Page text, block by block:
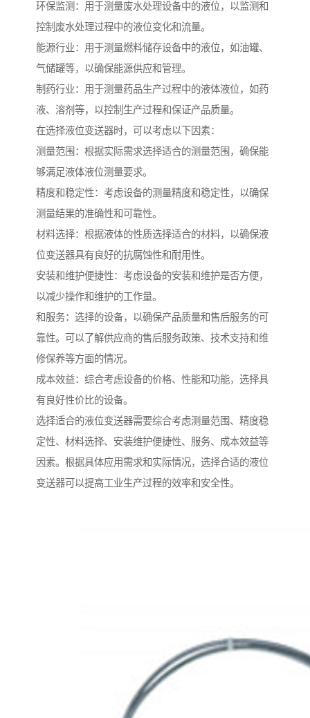
环保监测：用于测量废水处理设备中的液位，以监测和
控制废水处理过程中的液位变化和流量。
能源行业：用于测量燃料储存设备中的液位，如油罐、
气储罐等，以确保能源供应和管理。
制药行业：用于测量药品生产过程中的液体液位，如药
液、溶剂等，以控制生产过程和保证产品质量。
在选择液位变送器时，可以考虑以下因素：
测量范围：根据实际需求选择适合的测量范围，确保能
够满足液体液位测量要求。
精度和稳定性：考虑设备的测量精度和稳定性，以确保
测量结果的准确性和可靠性。
材料选择：根据液体的性质选择适合的材料，以确保液
位变送器具有良好的抗腐蚀性和耐用性。
安装和维护便捷性：考虑设备的安装和维护是否方便，
以减少操作和维护的工作量。
和服务：选择的设备，以确保产品质量和售后服务的可
靠性。可以了解供应商的售后服务政策、技术支持和维
修保养等方面的情况。
成本效益：综合考虑设备的价格、性能和功能，选择具
有良好性价比的设备。
选择适合的液位变送器需要综合考虑测量范围、精度稳
定性、材料选择、安装维护便捷性、服务、成本效益等
因素。根据具体应用需求和实际情况，选择合适的液位
变送器可以提高工业生产过程的效率和安全性。